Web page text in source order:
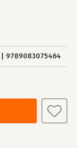
9789083075464